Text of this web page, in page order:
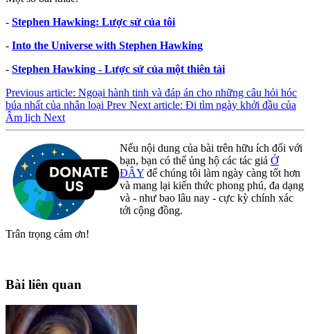
- Stephen Hawking: Lược sử của tôi
- Into the Universe with Stephen Hawking
- Stephen Hawking - Lược sử của một thiên tài
Previous article: Ngoại hành tinh và đáp án cho những câu hỏi hóc
búa nhất của nhân loại Prev Next article: Đi tìm ngày khởi đầu của
Âm lịch Next
Nếu nội dung của bài trên hữu ích đối với
bạn, bạn có thể ủng hộ các tác giả Ở
ĐÂY để chúng tôi làm ngày càng tốt hơn
và mang lại kiến thức phong phú, đa dạng
và - như bao lâu nay - cực kỳ chính xác
tới cộng đồng.
Trân trọng cám ơn!
Bài liên quan